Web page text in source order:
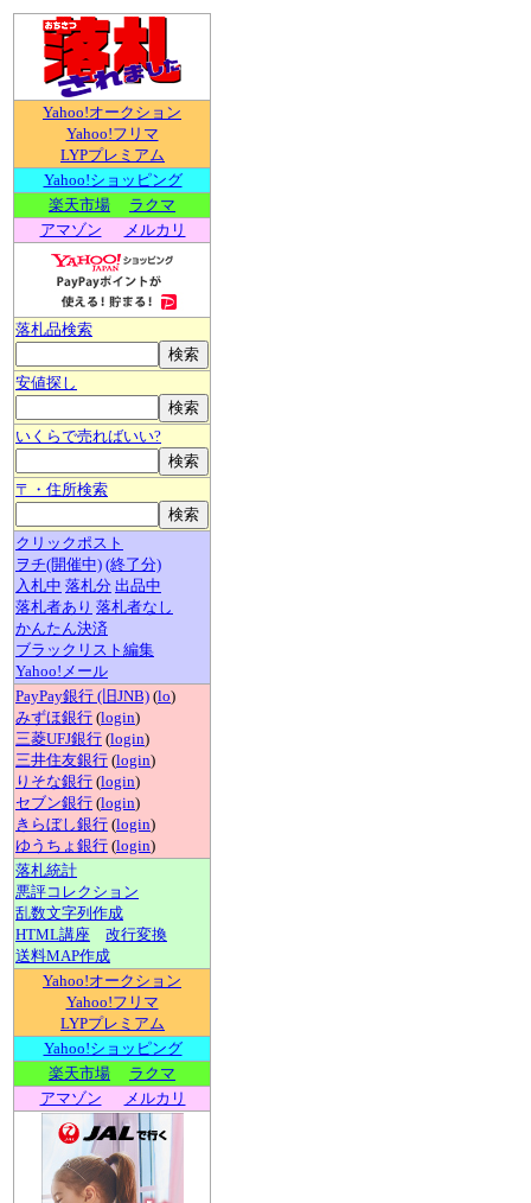
Yahoo!オークション
Yahoo!フリマ
LYPプレミアム
Yahoo!ショッピング
楽天市場
ラクマ
アマゾン
メルカリ
落札品検索
安値探し
いくらで売ればいい?
〒・住所検索
クリックポスト
ヲチ(開催中) (終了分)
入札中 落札分 出品中
落札者あり 落札者なし
かんたん決済
ブラックリスト編集
Yahoo!メール
PayPay銀行 (旧JNB) (lo)
みずほ銀行 (login)
三菱UFJ銀行 (login)
三井住友銀行 (login)
りそな銀行 (login)
セブン銀行 (login)
きらぼし銀行 (login)
ゆうちょ銀行 (login)
落札統計
悪評コレクション
乱数文字列作成
HTML講座
改行変換
送料MAP作成
Yahoo!オークション
Yahoo!フリマ
LYPプレミアム
Yahoo!ショッピング
楽天市場
ラクマ
アマゾン
メルカリ